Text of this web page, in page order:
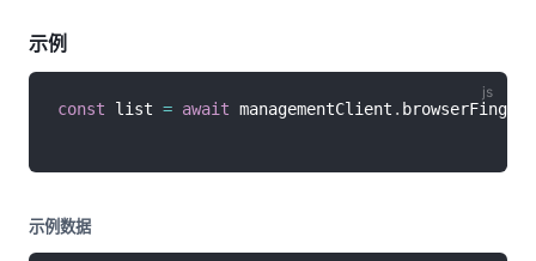
示例
const list = await managementClient .
示例数据